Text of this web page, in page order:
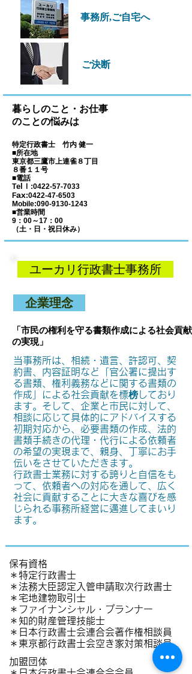
事務所,ご自宅へ
ご決断
暮らしのこと・お仕事
のことの悩みは
特定行政書士 竹内 健一
■所在地
東京都三鷹市上連雀８丁目
８番１１号
■電話
Telｌ :0422-57-7033
Fax:0422-47-6503
Mobile:090-9130-1243
■営業時間
9：00～17：00
​（土・日・祝日休み）
ユーカリ行政書士事務所
企業理念
「市民の権利を守る書類作成による社会貢献
の実現」
当事務所は、相続・遺言、許認可、契
約書、内容証明など「官公署に提出す
る書類、権利義務などに関する書類の
作成」による社会貢献を標榜しており
ます。そして、企業と市民に対して、
相談に応じて具体的にアドバイスする
初期対応から、必要書類の作成、法的
書類手続きの代理・代行による依頼者
の希望の実現まで、親身、丁寧にお手
伝いをさせていただきます。
行政書士業務に対する誇りと自信をも
って、依頼者への対応を通して、広く
社会に貢献することに大きな喜びを感
じられる事務所経営に邁進してまいり
ます。
保有資格
＊特定行政書士
＊法務大臣認定入管申請取次行政書士
＊宅地建物取引士
＊ファイナンシャル・プランナー
＊知的財産管理技能士
＊日本行政書士会連合会著作権相談員
​＊東京都行政書士会空き家対策相談員
加盟団体